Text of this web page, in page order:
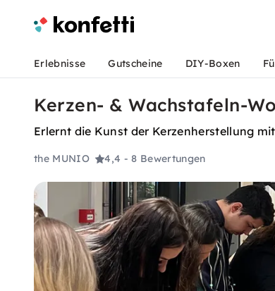
Erlebnisse Gutscheine DIY-Boxen
Kerzen- & Wachstafeln-
Erlernt die Kunst der Kerzenherstellung
the MUNIO 4,4 - 8 Bewertungen